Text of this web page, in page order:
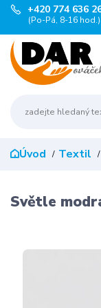
+420 774 636
(Po-Pá, 8-16 hod.)
Úvod Textil
Světle